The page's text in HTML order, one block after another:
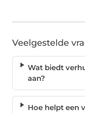
Veelgestelde
Wat biedt
aan?
Hoe helpt een